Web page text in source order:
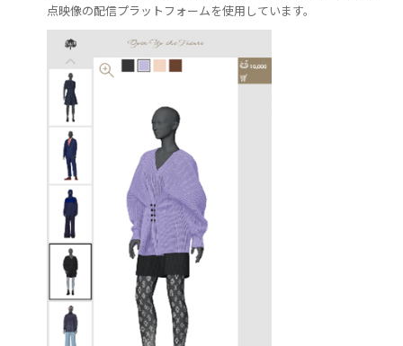
点映像の配信プラットフォームを使用しています。